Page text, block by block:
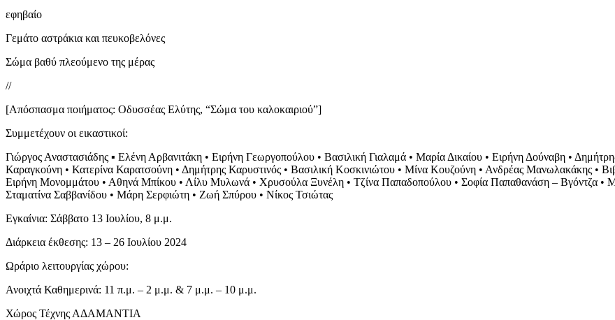
εφηβαίο
Γεμάτο αστράκια και πευκοβελόνες
Σώμα βαθύ πλεούμενο της μέρας
//
[Απόσπασμα ποιήματος: Οδυσσέας Ελύτης, “Σώμα του καλοκαιριού”]
Συμμετέχουν οι εικαστικοί:
Γιώργος Αναστασιάδης ▪︎ Ελένη Αρβανιτάκη • Ειρήνη Γεωργοπούλου • Βασιλική Γιαλαμά • Μαρία Δικαίου • Ειρήνη Δούναβη •
Καραγκούνη • Κατερίνα Καρατσούνη • Δημήτρης Καρυστινός • Βασιλική Κοσκινιώτου • Μίνα Κουζούνη • Ανδρέας Μανωλακάκης •
Ειρήνη Μονομμάτου • Αθηνά Μπίκου • Λίλυ Μυλωνά • Χρυσούλα Ξυνέλη • Τζίνα Παπαδοπούλου • Σοφία Παπαθανάση – Βγόντζα •
Σταματίνα Σαββανίδου • Μάρη Σερφιώτη • Ζωή Σπύρου • Νίκος Τσιώτας
Εγκαίνια: Σάββατο 13 Ιουλίου, 8 μ.μ.
Διάρκεια έκθεσης: 13 – 26 Ιουλίου 2024
Ωράριο λειτουργίας χώρου:
Ανοιχτά Καθημερινά: 11 π.μ. – 2 μ.μ. & 7 μ.μ. – 10 μ.μ.
Χώρος Τέχνης ΑΔΑΜΑΝΤΙΑ